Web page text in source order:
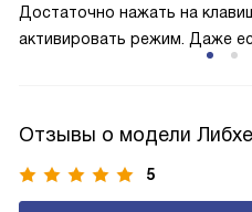
Достаточно нажать на
активировать режим. Даже
размораживаться или
опциями.
Отзывы о модели
5